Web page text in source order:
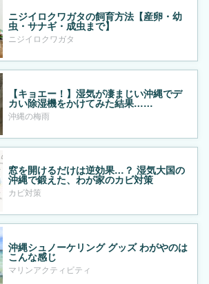
ニジイロクワガタの飼育方法【産卵・幼
虫・サナギ・成虫まで】
ニジイロクワガタ
【キョエー！】湿気が凄まじい沖縄でデ
カい除湿機をかけてみた結果……
沖縄の梅雨
窓を開けるだけは逆効果…？ 湿気大国の
沖縄で鍛えた、わが家のカビ対策
カビ対策
沖縄シュノーケリング グッズ わがやのは
こんな感じ
マリンアクティビティ